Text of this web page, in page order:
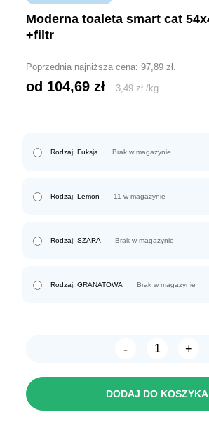
moderna toaleta smart cat 54x40x41cm
+filtr
Poprzednia najniższa cena:97,89zł
od 104,69zł 3,49 zł /kg
Rodzaj: Fuksja Brak w magazynie
Rodzaj: Lemon 11 w magazynie
Rodzaj: SZARA Brak w magazynie
Rodzaj: GRANATOWA Brak w magazynie
-
ilość
CAT
+
DODAJ DO KOSZYKA